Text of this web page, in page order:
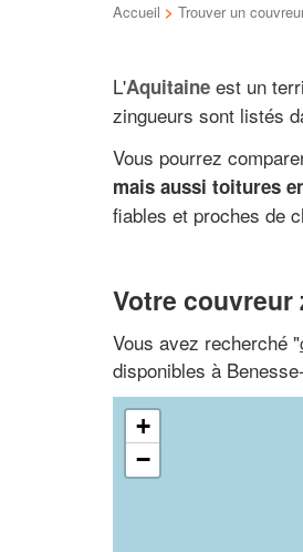
Accueil > Trouver un
L'Aquitaine est un
zingueurs sont listés
Vous pourrez
mais aussi toitures
fiables et proches de
Votre couvreur
Vous avez recherché "
disponibles à
+
−